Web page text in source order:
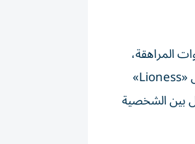
المراهقة،
معتبرة أن بعض اللحظات العائلية لا يمكن تعويضها مهما كان النجاح المهني كبيراً، وأضافت أن العمل في مسلسل مثل «Lioness»
بين الشخصية